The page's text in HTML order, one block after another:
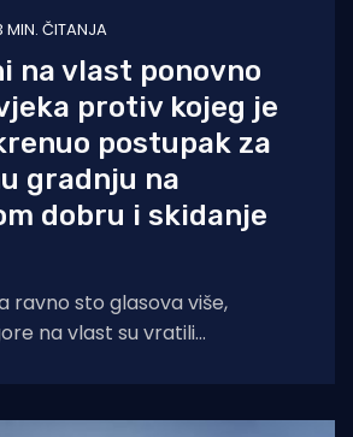
MIN. ČITANJA
na vlast ponovno
protiv kojeg je
postupak za
gradnju na
dobru i skidanje
ravno sto glasova više,
na vlast su vratili